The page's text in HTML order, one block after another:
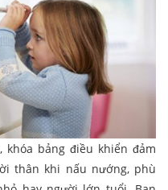
bảng điều khiển đảm
thân khi nấu nướng, phù